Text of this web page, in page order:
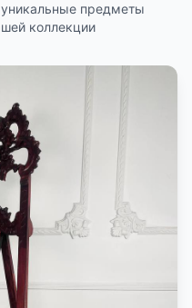
предметы
коллекции